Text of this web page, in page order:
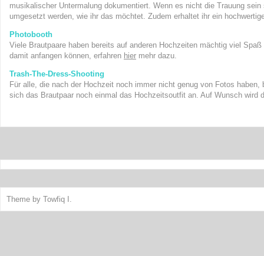
musikalischer Untermalung dokumentiert. Wenn es nicht die Trauung
umgesetzt werden, wie ihr das möchtet. Zudem erhaltet ihr ein
Photobooth
Viele Brautpaare haben bereits auf anderen Hochzeiten mächtig viel
damit anfangen können, erfahren hier mehr dazu.
Trash-The-Dress-Shooting
Für alle, die nach der Hochzeit noch immer nicht genug von Fotos
sich das Brautpaar noch einmal das Hochzeitsoutfit an. Auf Wunsch wird
Theme by Towfiq I.